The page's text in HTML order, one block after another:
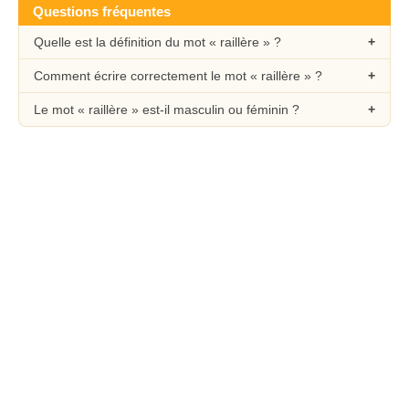
Questions fréquentes
Quelle est la définition du mot « raillère » ?
Comment écrire correctement le mot « raillère » ?
Le mot « raillère » est-il masculin ou féminin ?